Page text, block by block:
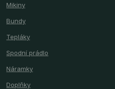
Mikiny
Bundy
Tepláky
Spodní prádlo
Náramky
Doplňky